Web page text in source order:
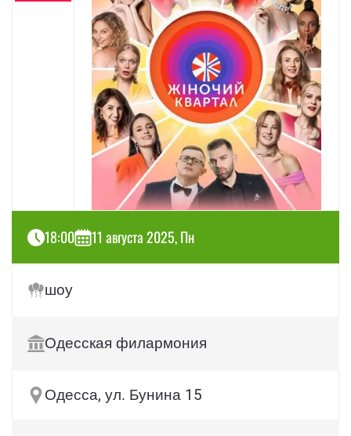
18:00 11 августа 2025, Пн
шоу
Одесская филармония
Одесса, ул. Бунина 15